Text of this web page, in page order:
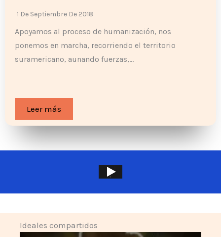
1 De Septiembre De 2018
Apoyamos al proceso de humanización, nos
ponemos en marcha, recorriendo el territorio
suramericano, aunando fuerzas,…
Leer más
Ideales compartidos